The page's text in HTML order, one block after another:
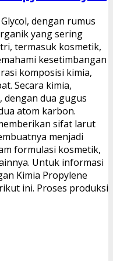
dengan rumus
yang sering
termasuk kosmetik,
kesetimbangan
komposisi kimia,
Secara kimia,
dengan dua gugus
atom karbon.
sifat larut
menjadi
formulasi kosmetik,
Untuk informasi
Kimia Propylene
ini. Proses produksi